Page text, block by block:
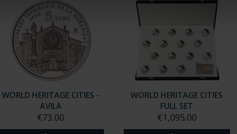
WORLD HERITAGE CITIES -
AVILA
€73.00
WORLD HERITAGE CITIES
FULL SET
€1,095.00